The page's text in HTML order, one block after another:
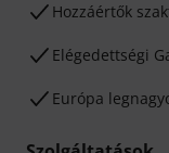
Hozzáértők
Elégedettségi
Európa